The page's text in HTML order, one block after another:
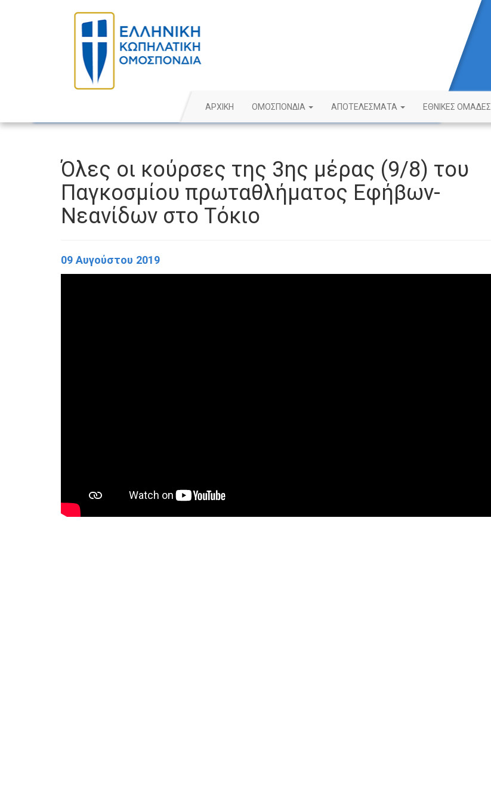
ΑΡΧΙΚΗ ΟΜΟΣΠΟΝΔΙΑ ΑΠΟΤΕΛΕΣΜΑΤΑ ΕΘΝΙΚΕΣ ΟΜΑΔΕΣ
Όλες οι κούρσες της 3ης μέρας (9/8) του
Παγκοσμίου πρωταθλήματος Εφήβων-
Νεανίδων στο Τόκιο
09 Αυγούστου 2019